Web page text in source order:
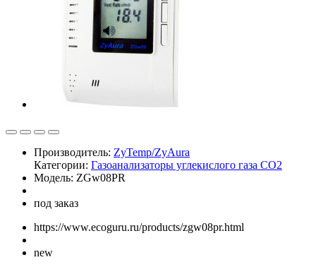
Производитель: ZyTemp/ZyAura
Категории: Газоанализаторы углекислого газа CO2
Модель: ZGw08PR
под заказ
https://www.ecoguru.ru/products/zgw08pr.html
new